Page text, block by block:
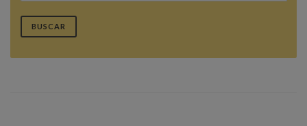
BUSCAR